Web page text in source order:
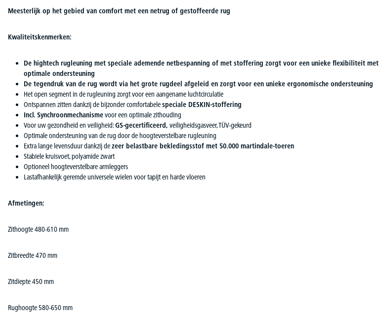
Meesterlijk op het gebied van comfort met een netrug of gestoffeerde rug
Kwaliteitskenmerken:
De hightech rugleuning met speciale ademende netbespanning of met stoffering zorgt voor een unieke flexibiliteit met
optimale ondersteuning
De tegendruk van de rug wordt via het grote rugdeel afgeleid en zorgt voor een unieke ergonomische ondersteuning
Het open segment in de rugleuning zorgt voor een aangename luchtcirculatie
Ontspannen zitten dankzij de bijzonder comfortabelespeciale DESKIN-stoffering
Incl. Synchroonmechanismevoor een optimale zithouding
Voor uw gezondheid en veiligheid:GS-gecertificeerd, veiligheidsgasveer, TÜV-gekeurd
Optimale ondersteuning van de rug door de hoogteverstelbare rugleuning
Extra lange levensduur dankzij dezeer belastbare bekledingsstof met 50.000 martindale-toeren
Stabiele kruisvoet, polyamide zwart
Optioneel hoogteverstelbare armleggers
Lastafhankelijk geremde universele wielen voor tapijt en harde vloeren
Afmetingen:
Zithoogte 480-610 mm
Zitbreedte 470 mm
Zitdiepte 450 mm
Rughoogte 580-650 mm